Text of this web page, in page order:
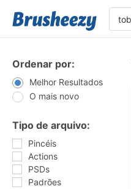
Ordenar por:
Melhor Resultados
O mais novo
Tipo de arquivo:
Pincéis
Actions
PSDs
Padrões